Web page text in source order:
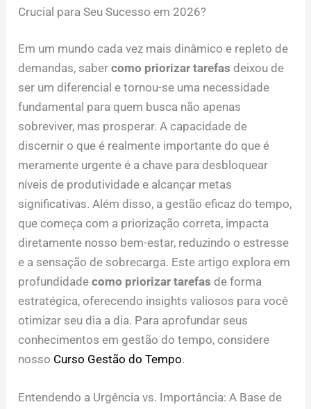
Crucial para Seu Sucesso em 2026?
Em um mundo cada vez mais dinâmico e repleto de
demandas, sabercomo priorizar tarefas deixou de
ser um diferencial e tornou-se uma necessidade
fundamental para quem busca não apenas
sobreviver, mas prosperar. A capacidade de
discernir o que é realmente importante do que é
meramente urgente é a chave para desbloquear
níveis de produtividade e alcançar metas
significativas. Além disso, a gestão eficaz do tempo,
que começa com a priorização correta, impacta
diretamente nosso bem-estar, reduzindo o estresse
e a sensação de sobrecarga. Este artigo explora em
profundidadecomo priorizar tarefas de forma
estratégica, oferecendo insights valiosos para você
otimizar seu dia a dia. Para aprofundar seus
conhecimentos em gestão do tempo, considere
nosso Curso Gestão do Tempo.
Entendendo a Urgência vs. Importância: A Base de